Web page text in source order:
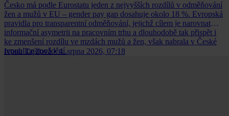
Česko má podle Eurostatu jeden z nejvyšších rozdílů v odměňování
žen a mužů v EU – gender pay gap dosahuje okolo 18 %. Evropská
pravidla pro transparentní odměňování, jejichž cílem je narovnat
informační asymetrii na pracovním trhu a dlouhodobě tak přispět i
ke zmenšení rozdílu ve mzdách mužů a žen, však nabrala v České
republice zpoždění.
Ivona Tajšlová • 4. srpna 2026, 07:18